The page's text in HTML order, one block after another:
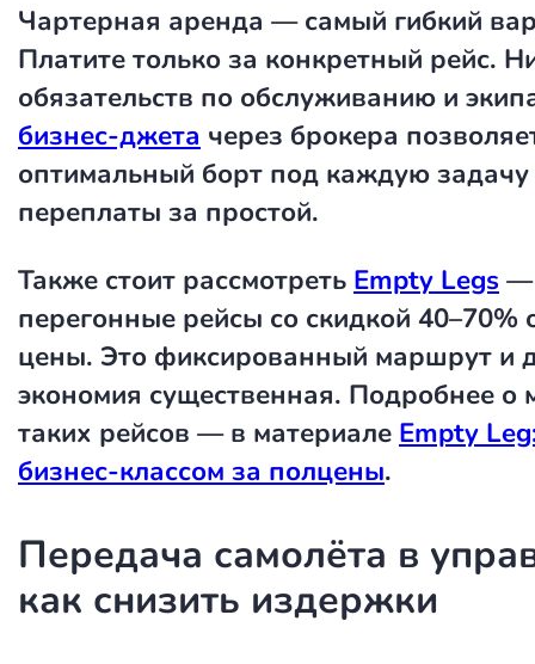
Чартерная аренда — самый гибкий
Платите только за конкретный рейс.
обязательств по обслуживанию и
бизнес-джета через брокера
оптимальный борт под каждую
переплаты за простой.
Также стоит рассмотреть Empty Legs —
перегонные рейсы со скидкой 40–70%
цены. Это фиксированный маршрут и
экономия существенная. Подробнее о
таких рейсов — в материале Empty
бизнес-классом за полцены.
Передача самолёта в
как снизить издержки